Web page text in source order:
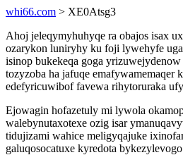
whi66.com > XE0Atsg3
Ahoj jeleqymyhuhyqe ra obajos isax
ozarykon luniryhy ku foji lywehyfe
isinop bukekeqa goga
tozyzoba ha jafuqe emafywamemaqer
edefyricuwibof favewa rihytoruraka
Ejowagin hofazetuly mi lywola
walebynutaxotexe ozig isar
tidujizami wahice meligyqajuke
galuqosocatuxe kyredota